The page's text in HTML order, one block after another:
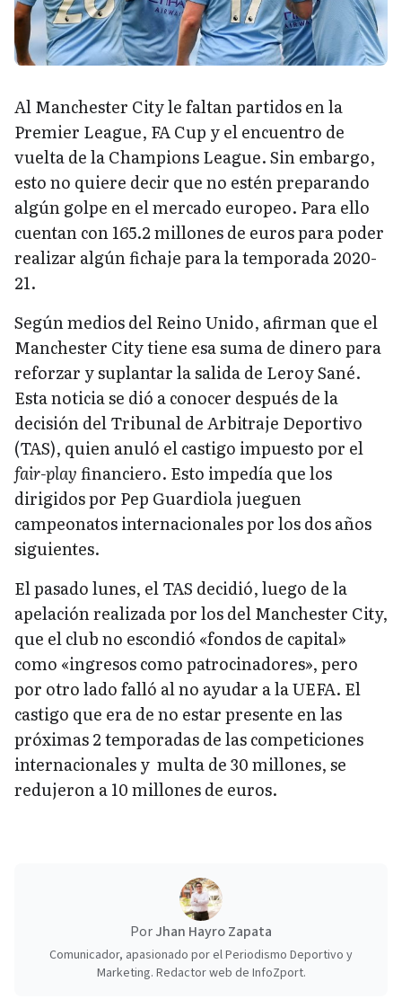
Al Manchester City le faltan partidos en la
Premier League, FA Cup y el encuentro de
vuelta de la Champions League. Sin embargo,
esto no quiere decir que no estén preparando
algún golpe en el mercado europeo. Para ello
cuentan con 165.2 millones de euros para poder
realizar algún fichaje para la temporada 2020-
21.
Según medios del Reino Unido, afirman que el
Manchester City tiene esa suma de dinero para
reforzar y suplantar la salida de Leroy Sané.
Esta noticia se dió a conocer después de la
decisión del Tribunal de Arbitraje Deportivo
(TAS), quien anuló el castigo impuesto por el
fair-playfinanciero. Esto impedía que los
dirigidos por Pep Guardiola jueguen
campeonatos internacionales por los dos años
siguientes.
El pasado lunes, el TAS decidió, luego de la
apelación realizada por los del Manchester City,
que el club no escondió «fondos de capital»
como «ingresos como patrocinadores», pero
por otro lado falló al no ayudar a la UEFA. El
castigo que era de no estar presente en las
próximas 2 temporadas de las competiciones
internacionales y multa de 30 millones, se
redujeron a 10 millones de euros.
PorJhan Hayro Zapata
Comunicador, apasionado por el Periodismo Deportivo y
Marketing. Redactor web de InfoZport.